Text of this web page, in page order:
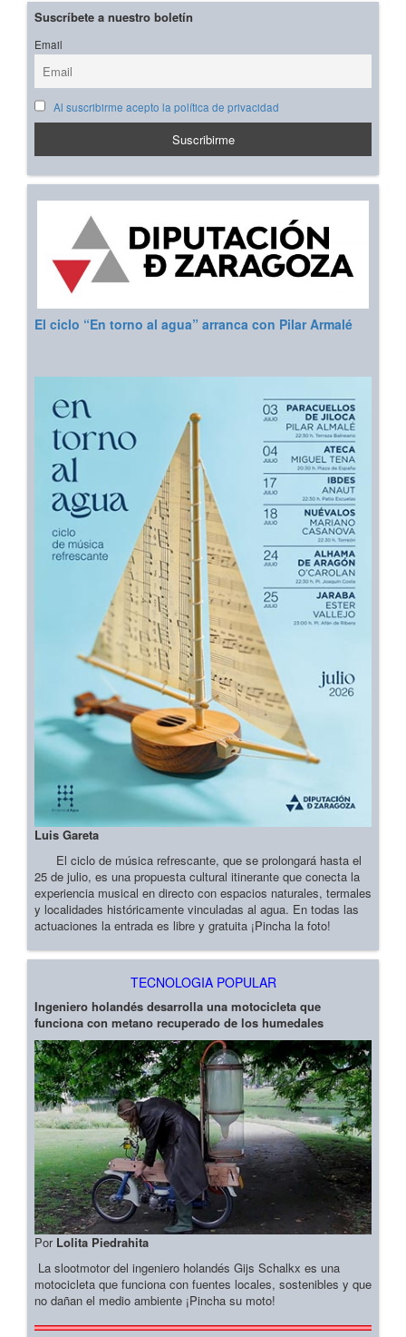
Suscríbete a nuestro boletín
Email
Al suscribirme acepto la política de privacidad
El ciclo “En torno al agua” arranca con Pilar Armalé
Luis Gareta
El ciclo de música refrescante, que se prolongará hasta el
25 de julio, es una propuesta cultural itinerante que conecta la
experiencia musical en directo con espacios naturales, termales
y localidades históricamente vinculadas al agua. En todas las
actuaciones la entrada es libre y gratuita ¡Pincha la foto!
TECNOLOGIA POPULAR
Ingeniero holandés desarrolla una motocicleta que
funciona con metano recuperado de los humedales
Por Lolita Piedrahita
La slootmotor del ingeniero holandés Gijs Schalkx es una
motocicleta que funciona con fuentes locales, sostenibles y que
no dañan el medio ambiente ¡Pincha su moto!